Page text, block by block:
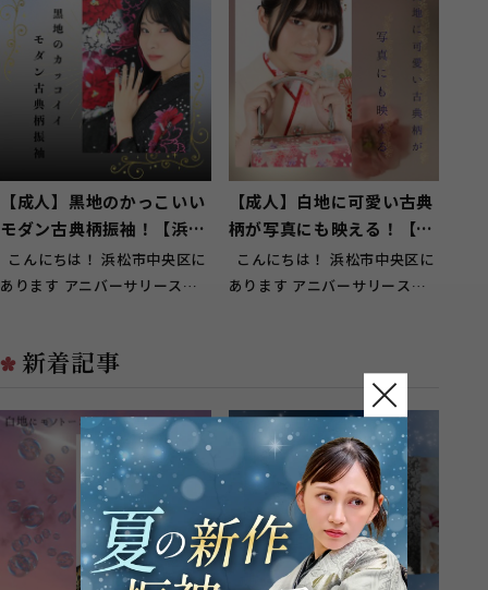
...
【成人】黒地のかっこいい
モダン古典柄振袖！【浜松
市】
こんにちは！ 浜松市中央区に
あります アニバーサリースタ
【成人】白地に可愛い古典
柄が写真にも映える！【中
央区曳馬】
こんにちは！ 浜松市中央区に
あります アニバーサリースタ
新着記事